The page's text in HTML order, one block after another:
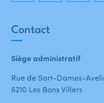
Contact
Siège administratif
Rue de Sart-Dames-
6210 Les Bons Villers